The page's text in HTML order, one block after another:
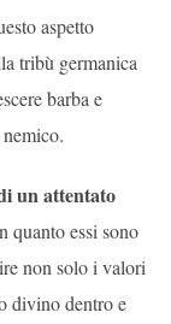
aspetto
tribù germanica
barba e
un attentato
quanto essi sono
non solo i valori
divino dentro e